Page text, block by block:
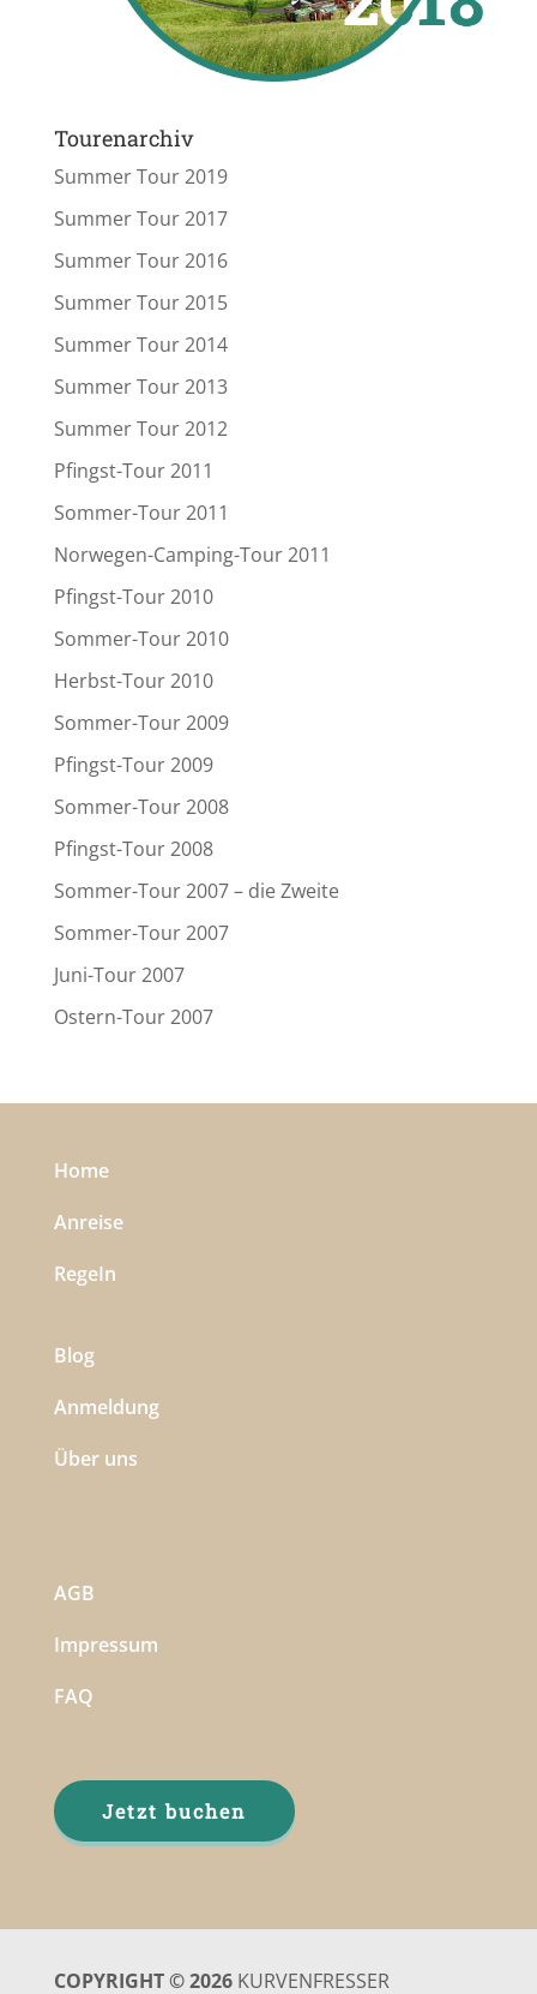
Tourenarchiv
Summer Tour 2019
Summer Tour 2017
Summer Tour 2016
Summer Tour 2015
Summer Tour 2014
Summer Tour 2013
Summer Tour 2012
Pfingst-Tour 2011
Sommer-Tour 2011
Norwegen-Camping-Tour 2011
Pfingst-Tour 2010
Sommer-Tour 2010
Herbst-Tour 2010
Sommer-Tour 2009
Pfingst-Tour 2009
Sommer-Tour 2008
Pfingst-Tour 2008
Sommer-Tour 2007 – die Zweite
Sommer-Tour 2007
Juni-Tour 2007
Ostern-Tour 2007
Home
Anreise
RegeIn
Blog
Anmeldung
Über uns
AGB
Impressum
FAQ
Jetzt buchen
COPYRIGHT © 2026KURVENFRESSER